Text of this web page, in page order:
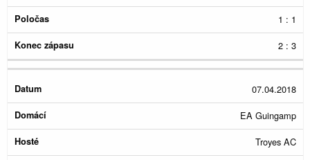
1 : 1
2 : 3
07.04.2018
EA Guingamp
Troyes AC